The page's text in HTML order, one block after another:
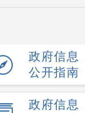
政府信息
公开指南
政府信息